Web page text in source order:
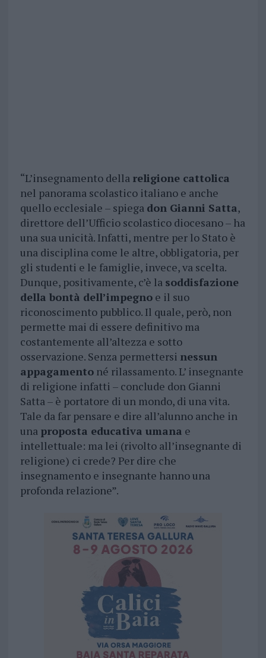
“L’insegnamento della religione cattolica
nel panorama scolastico italiano e anche
quello ecclesiale – spiega don Gianni Satta,
direttore dell’Ufficio scolastico diocesano – ha
una sua unicità. Infatti, mentre per lo Stato è
una disciplina come le altre, obbligatoria, per
gli studenti e le famiglie, invece, va scelta.
Dunque, positivamente, c’è la soddisfazione
della bontà dell’impegnoe il suo
riconoscimento pubblico. Il quale, però, non
permette mai di essere definitivo ma
costantemente all’altezza e sotto
osservazione. Senza permettersi nessun
appagamentoné rilassamento. L’ insegnante
di religione infatti – conclude don Gianni
Satta – è portatore di un mondo, di una vita.
Tale da far pensare e dire all’alunno anche in
una proposta educativa umana e
intellettuale: ma lei (rivolto all’insegnante di
religione) ci crede? Per dire che
insegnamento e insegnante hanno una
profonda relazione”.